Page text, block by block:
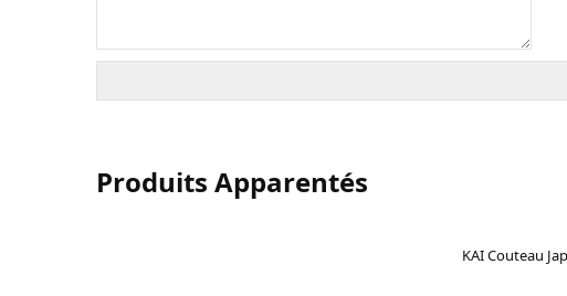
Produits Apparentés
KAI Couteau